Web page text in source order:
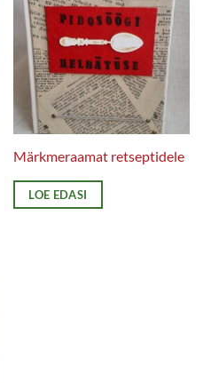
Märkmeraamat retseptidele
LOE EDASI